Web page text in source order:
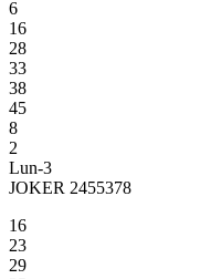
6
16
28
33
38
45
8
2
Lun-3
JOKER 2455378
16
23
29